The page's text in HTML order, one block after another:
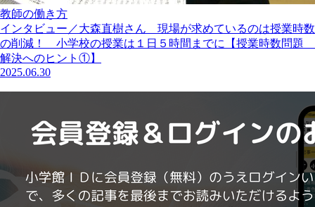
教師の働き方
インタビュー／大森直樹さん 現場が求めているのは授業時数
の削減！ 小学校の授業は１日５時間までに【授業時数問題
解決へのヒント①】
2025.06.30